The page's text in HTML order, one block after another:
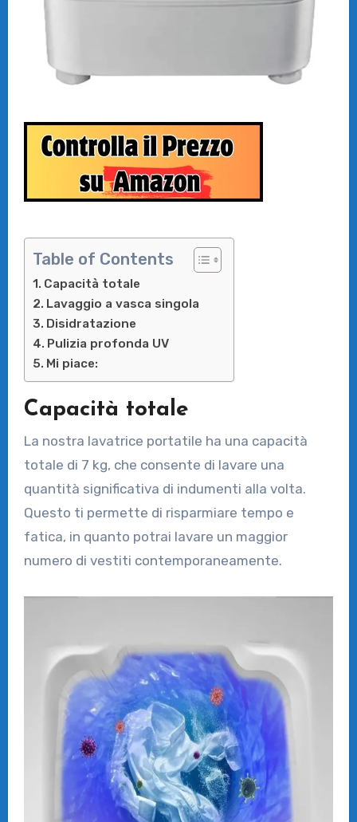
Table of Contents
Capacità totale
Lavaggio a vasca singola
Disidratazione
Pulizia profonda UV
Mi piace:
Capacità totale
La nostra lavatrice portatile ha una capacità
totale di 7 kg, che consente di lavare una
quantità significativa di indumenti alla volta.
Questo ti permette di risparmiare tempo e
fatica, in quanto potrai lavare un maggior
numero di vestiti contemporaneamente.